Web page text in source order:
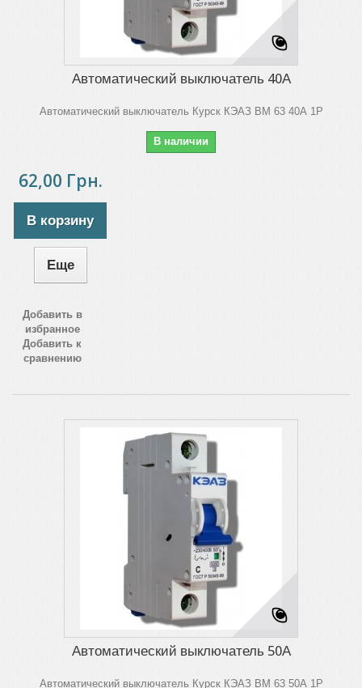
Автоматический выключатель 40А
Автоматический выключатель Курск КЭАЗ ВМ 63 40А 1Р
В наличии
62,00 Грн.
В корзину
Еще
Добавить в
избранное
Добавить к
сравнению
Автоматический выключатель 50А
Автоматический выключатель Курск КЭАЗ ВМ 63 50А 1Р